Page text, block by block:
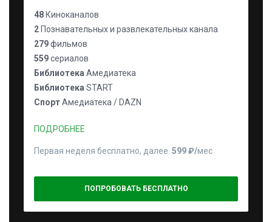
48 Киноканалов
2 Познавательных и развлекательных канала
279фильмов
559сериалов
Библиотека Амедиатека
Библиотека START
СпортАмедиатека / DAZN
ПОДРОБНЕЕ
Первая неделя бесплатно, далее 599 ₽⁠/⁠мес
ПОПРОБОВАТЬ БЕСПЛАТНО